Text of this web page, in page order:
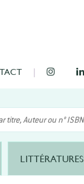
LITTÉRATURES